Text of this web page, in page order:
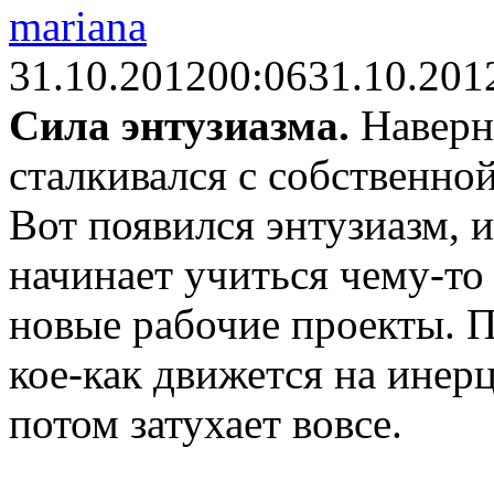
mariana
31.10.201200:06
Сила энтузиазма.
сталкивался с
Вот появился энтузиазм,
начинает учиться чему-
новые рабочие проекты.
кое-как движется на
потом затухает вовсе.